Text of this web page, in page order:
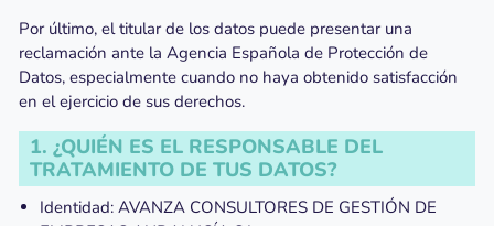
Por último, el titular de los datos puede presentar una
reclamación ante la Agencia Española de Protección de
Datos, especialmente cuando no haya obtenido satisfacción
en el ejercicio de sus derechos.
1. ¿QUIÉN ES EL RESPONSABLE DEL
TRATAMIENTO DE TUS DATOS?
Identidad: AVANZA CONSULTORES DE GESTIÓN DE